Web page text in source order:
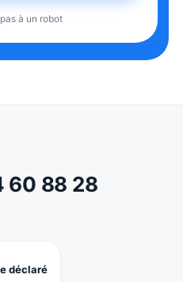
à un robot
60 88 28
déclaré